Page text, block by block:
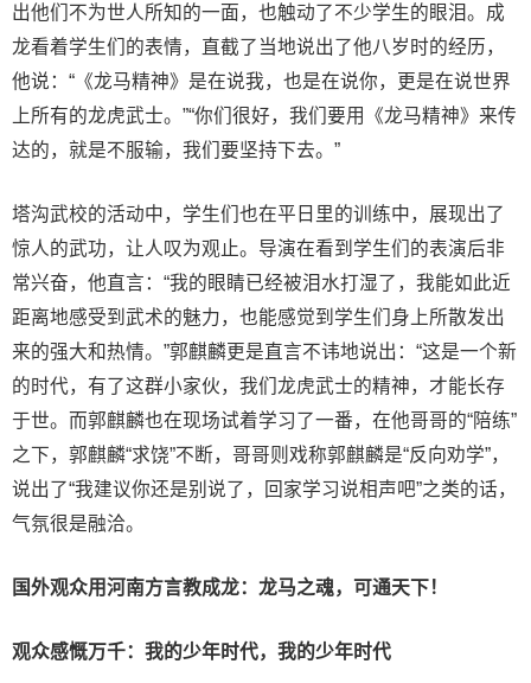
出他们不为世人所知的一面，也触动了不少学生的眼泪。成
龙看着学生们的表情，直截了当地说出了他八岁时的经历，
他说：“《龙马精神》是在说我，也是在说你，更是在说世界
上所有的龙虎武士。”“你们很好，我们要用《龙马精神》来传
达的，就是不服输，我们要坚持下去。”
塔沟武校的活动中，学生们也在平日里的训练中，展现出了
惊人的武功，让人叹为观止。导演在看到学生们的表演后非
常兴奋，他直言：“我的眼睛已经被泪水打湿了，我能如此近
距离地感受到武术的魅力，也能感觉到学生们身上所散发出
来的强大和热情。”郭麒麟更是直言不讳地说出：“这是一个新
的时代，有了这群小家伙，我们龙虎武士的精神，才能长存
于世。而郭麒麟也在现场试着学习了一番，在他哥哥的“陪练”
之下，郭麒麟“求饶”不断，哥哥则戏称郭麒麟是“反向劝学”，
说出了“我建议你还是别说了，回家学习说相声吧”之类的话，
气氛很是融洽。
国外观众用河南方言教成龙：龙马之魂，可通天下！
观众感慨万千：我的少年时代，我的少年时代